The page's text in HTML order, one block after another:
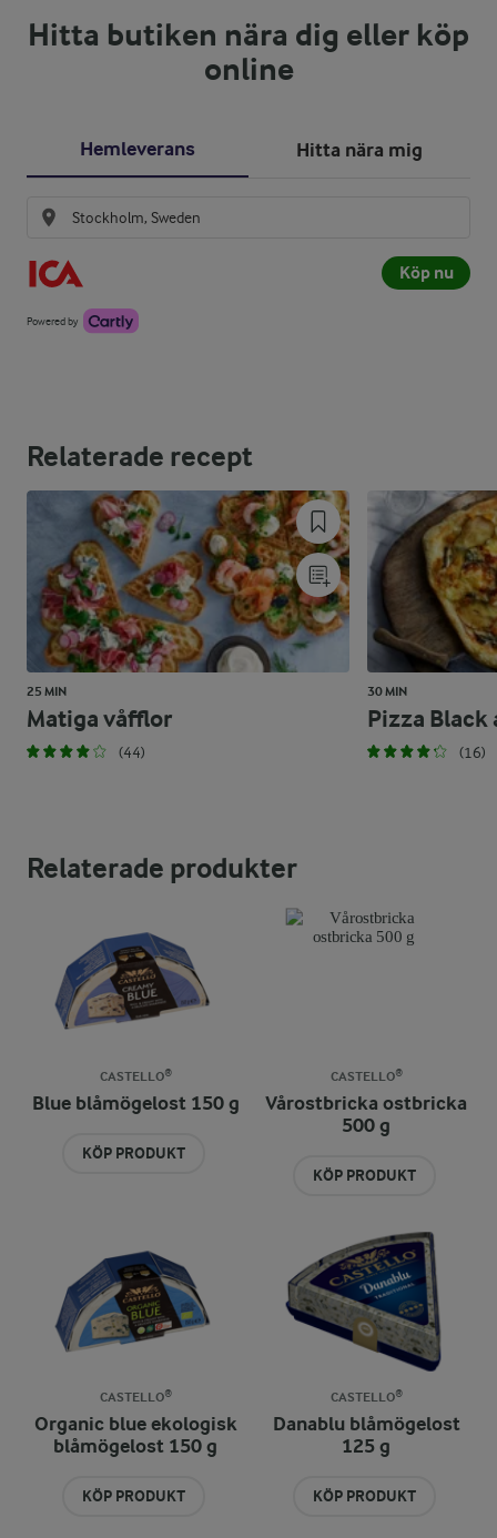
Hitta butiken nära dig eller köp
online
Hemleverans Hitta nära mig
Köp nu
Powered by
Relaterade recept
25 MIN
Matiga våfflor
(44)
30 MIN
Pizza Black
(16)
Relaterade produkter
CASTELLO®
Blue blåmögelost 150 g
KÖP PRODUKT
CASTELLO®
Vårostbricka ostbricka
500 g
KÖP PRODUKT
CASTELLO®
Organic blue ekologisk
blåmögelost 150 g
KÖP PRODUKT
CASTELLO®
Danablu blåmögelost
125 g
KÖP PRODUKT